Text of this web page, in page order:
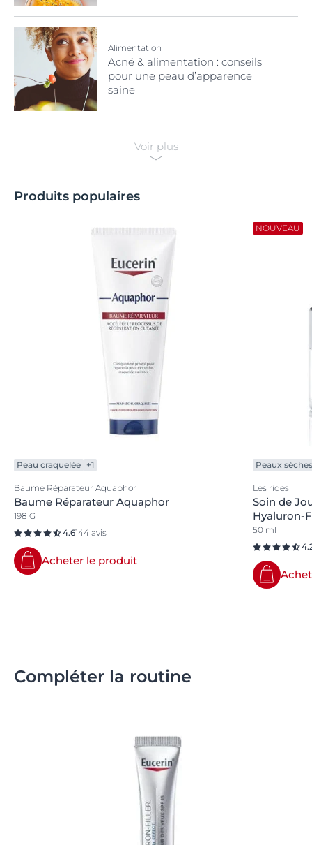
Alimentation
Acné & alimentation : conseils
pour une peau d’apparence
saine
Voir plus
Produits populaires
Peau craquelée +1
Baume Réparateur Aquaphor
Baume Réparateur Aquaphor
198 G
4.6144 avis
Acheter le produit
NOUVEAU
Peaux sèches
Les rides
Soin de
Hyaluron-
50 ml
Compléter la routine